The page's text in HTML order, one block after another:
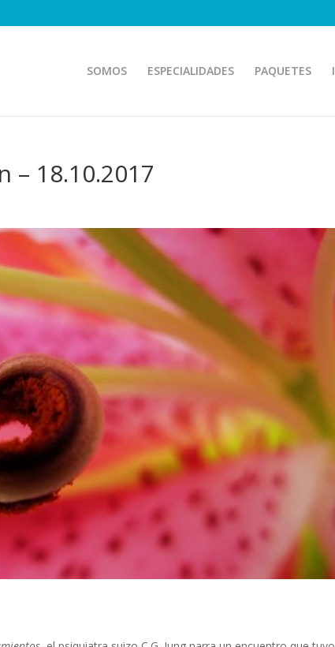
SOMOS ESPECIALIDADES PAQUETES
– 18.10.2017